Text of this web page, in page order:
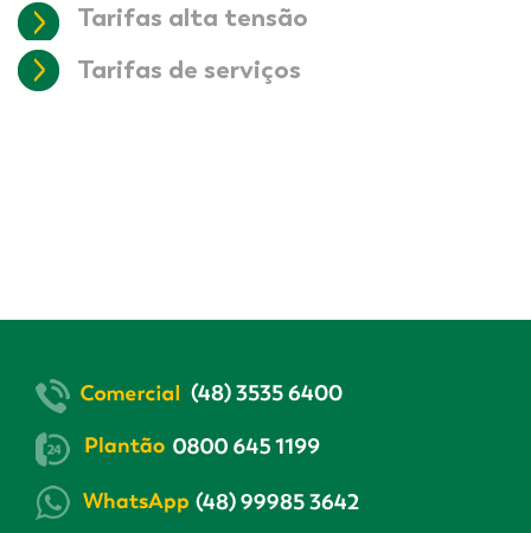
Tarifas alta tensão
Tarifas de serviços